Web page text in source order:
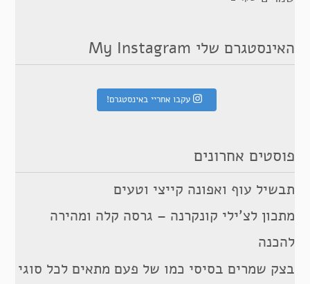
האינסטגרם שלי My Instagram
עקבו אחריי באינסטגרם!
פוסטים אחרונים
תבשיל עוף ואפונה קייצי וטעים
מתכון לצ’ילי קונקרנה – גרסה קלה ומהירה
להכנה
בצק שמרים בסיסי כמו של פעם מתאים לכל סוגי